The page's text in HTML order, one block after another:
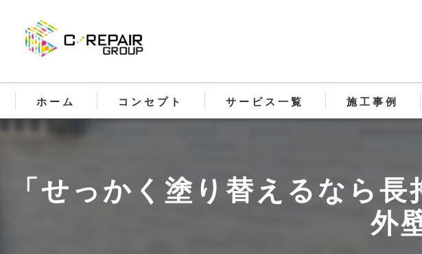
ホーム コンセプト サービス一覧
【SolArt】防滑床用仕上塗材
【C.REPAIR】 コンクリート補修・塗装
施工事例
「せっかく塗り替えるなら
外